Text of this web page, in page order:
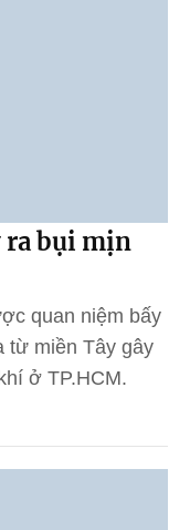
ra bụi mịn
quan niệm bấy
từ miền Tây gây
ở TP.HCM.